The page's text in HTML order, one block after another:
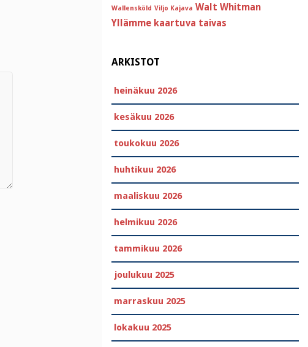
Wallensköld Viljo Kajava Walt Whitman
Yllämme kaartuva taivas
ARKISTOT
heinäkuu 2026
kesäkuu 2026
toukokuu 2026
huhtikuu 2026
maaliskuu 2026
helmikuu 2026
tammikuu 2026
joulukuu 2025
marraskuu 2025
lokakuu 2025